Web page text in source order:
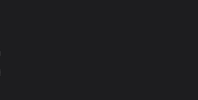
Samsung, Xiaomi...
bị cùng một lúc